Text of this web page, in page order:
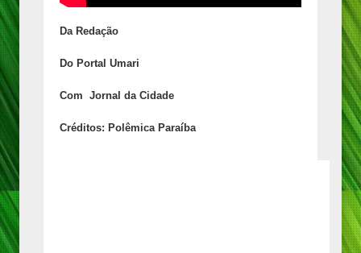
Da Redação
Do Portal Umari
Com Jornal da Cidade
Créditos: Polêmica Paraíba